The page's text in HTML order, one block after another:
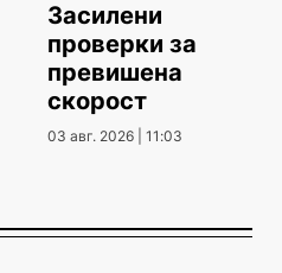
Засилени
проверки за
превишена
скорост
03 авг. 2026 | 11:03